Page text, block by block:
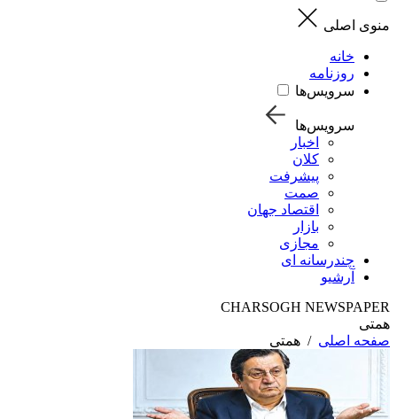
منوی اصلی
خانه
روزنامه
سرویس‌ها
سرویس‌ها
اخبار
کلان
پیشرفت
صمت
اقتصاد جهان
بازار
مجازی
چندرسانه ای
آرشیو
CHARSOGH NEWSPAPER
همتی
صفحه اصلی / همتی